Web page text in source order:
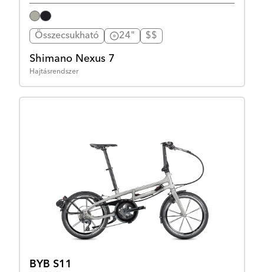
Összecsukható 24" $$
Shimano Nexus 7
Hajtásrendszer
BYB S11